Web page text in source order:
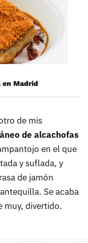
en Madrid
de mis
de alcachofas
en el que
y suflada, y
de jamón
Se acaba
muy, divertido.